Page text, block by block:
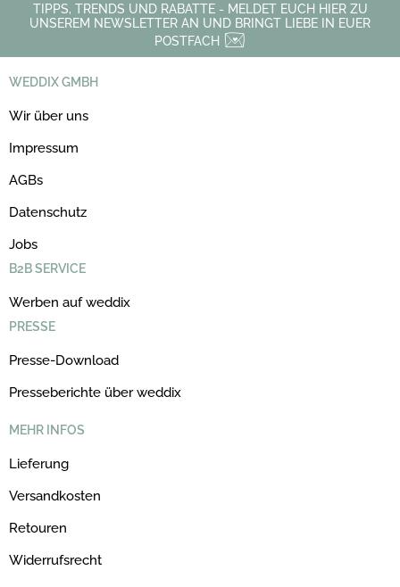
TIPPS, TRENDS UND RABATTE - MELDET EUCH HIER ZU
UNSEREM NEWSLETTER AN UND BRINGT LIEBE IN EUER
POSTFACH
WEDDIX GMBH
Wir über uns
Impressum
AGBs
Datenschutz
Jobs
B2B SERVICE
Werben auf weddix
PRESSE
Presse-Download
Presseberichte über weddix
MEHR INFOS
Lieferung
Versandkosten
Retouren
Widerrufsrecht